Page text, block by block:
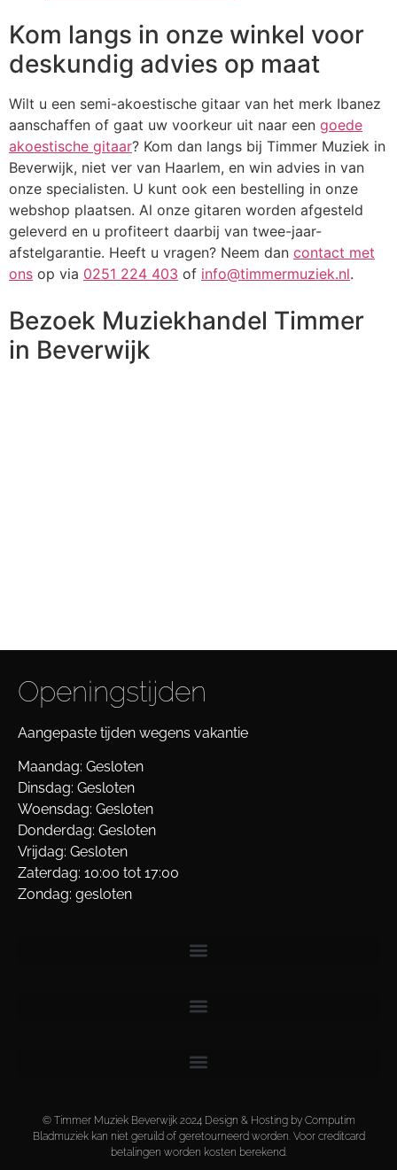
Kom langs in onze winkel voor
deskundig advies op maat
Wilt u een semi-akoestische gitaar van het merk Ibanez
aanschaffen of gaat uw voorkeur uit naar een goede
akoestische gitaar? Kom dan langs bij Timmer Muziek in
Beverwijk, niet ver van Haarlem, en win advies in van
onze specialisten. U kunt ook een bestelling in onze
webshop plaatsen. Al onze gitaren worden afgesteld
geleverd en u profiteert daarbij van twee-jaar-
afstelgarantie. Heeft u vragen? Neem dan contact met
ons op via 0251 224 403 of info@timmermuziek.nl.
Bezoek Muziekhandel Timmer
in Beverwijk
Openingstijden
Aangepaste tijden wegens vakantie
Maandag: Gesloten
Dinsdag: Gesloten
Woensdag: Gesloten
Donderdag: Gesloten
Vrijdag: Gesloten
Zaterdag: 10:00 tot 17:00
Zondag: gesloten
© Timmer Muziek Beverwijk 2024 Design & Hosting by Computim
Bladmuziek kan niet geruild of geretourneerd worden. Voor creditcard
betalingen worden kosten berekend.